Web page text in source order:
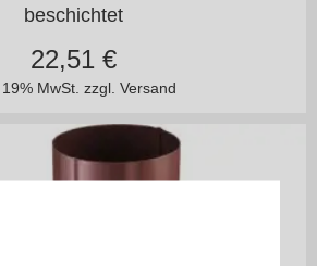
beschichtet
MwSt. zzgl. Versand
22,51€